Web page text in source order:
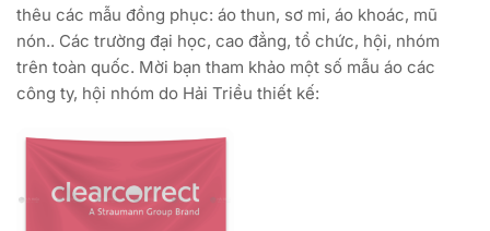
thêu các mẫu đồng phục: áo thun, sơ mi, áo khoác, mũ
nón.. Các trường đại học, cao đẳng, tổ chức, hội, nhóm
trên toàn quốc. Mời bạn tham khảo một số mẫu áo các
công ty, hội nhóm do Hải Triều thiết kế: